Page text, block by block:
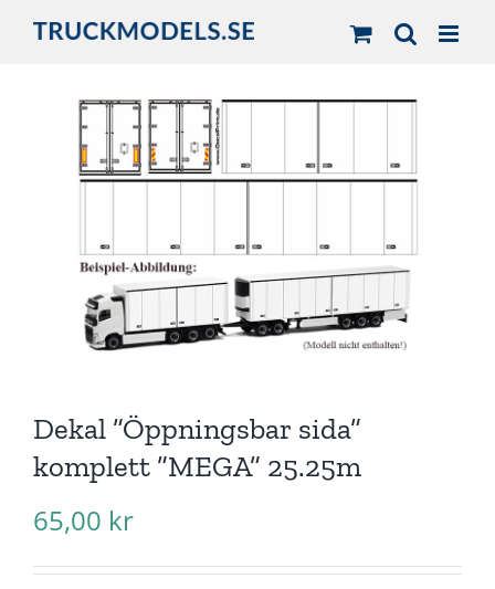
Dekal ”Öppningsbar sida”
komplett ”MEGA” 25.25m
65,00 kr